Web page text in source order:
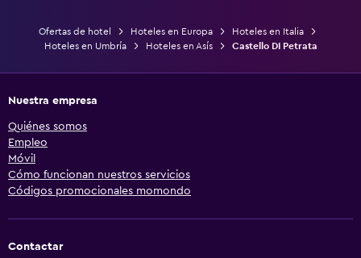
Ofertas de hotel Hoteles en Europa
Hoteles en Italia
Hoteles en Umbría
Hoteles en Asís Castello DI Petrata
Nuestra empresa
Quiénes somos
Empleo
Móvil
Cómo funcionan nuestros servicios
Códigos promocionales momondo
Contactar